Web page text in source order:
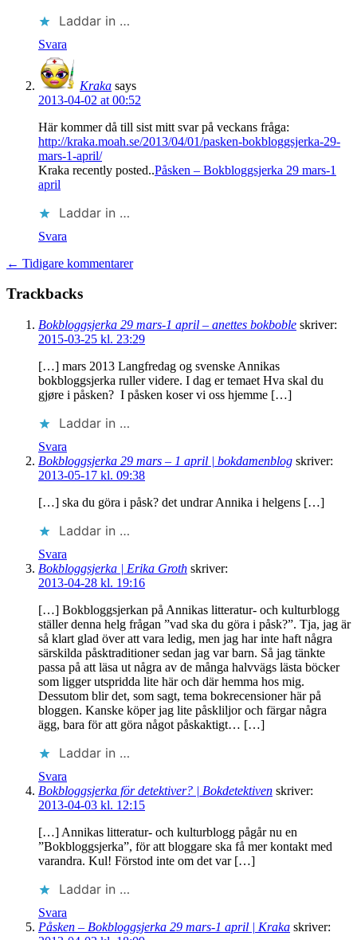
Laddar in …
Svara
Kraka says
2013-04-02 at 00:52
Här kommer då till sist mitt svar på veckans fråga:
http://kraka.moah.se/2013/04/01/pasken-bokbloggsjerka-29-
mars-1-april/
Kraka recently posted..Påsken – Bokbloggsjerka 29 mars-1
april
Laddar in …
Svara
← Tidigare kommentarer
Trackbacks
Bokbloggsjerka 29 mars-1 april – anettes bokboble skriver:
2015-03-25 kl. 23:29
[…] mars 2013 Langfredag og svenske Annikas
bokbloggsjerka ruller videre. I dag er temaet Hva skal du
gjøre i påsken? I påsken koser vi oss hjemme […]
Laddar in …
Svara
Bokbloggsjerka 29 mars – 1 april | bokdamenblog skriver:
2013-05-17 kl. 09:38
[…] ska du göra i påsk? det undrar Annika i helgens […]
Laddar in …
Svara
Bokbloggsjerka | Erika Groth skriver:
2013-04-28 kl. 19:16
[…] Bokbloggsjerkan på Annikas litteratur- och kulturblogg
ställer denna helg frågan ”vad ska du göra i påsk?”. Tja, jag är
så klart glad över att vara ledig, men jag har inte haft några
särskilda påsktraditioner sedan jag var barn. Så jag tänkte
passa på att läsa ut några av de många halvvägs lästa böcker
som ligger utspridda lite här och där hemma hos mig.
Dessutom blir det, som sagt, tema bokrecensioner här på
bloggen. Kanske köper jag lite påskliljor och färgar några
ägg, bara för att göra något påskaktigt… […]
Laddar in …
Svara
Bokbloggsjerka för detektiver? | Bokdetektiven skriver:
2013-04-03 kl. 12:15
[…] Annikas litteratur- och kulturblogg pågår nu en
”Bokbloggsjerka”, för att bloggare ska få mer kontakt med
varandra. Kul! Förstod inte om det var […]
Laddar in …
Svara
Påsken – Bokbloggsjerka 29 mars-1 april | Kraka skriver: